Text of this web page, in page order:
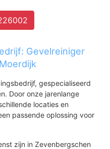
Gevelreiniger
gespecialiseerd
Door onze jarenlange
locaties en
passende oplossing voor
zijn in Zevenbergschen